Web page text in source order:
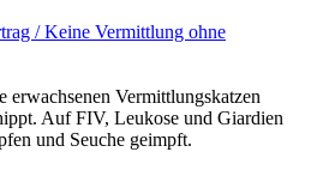
/ Keine Vermittlung ohne
erwachsenen Vermittlungskatzen
Auf FIV, Leukose und Giardien
und Seuche geimpft.